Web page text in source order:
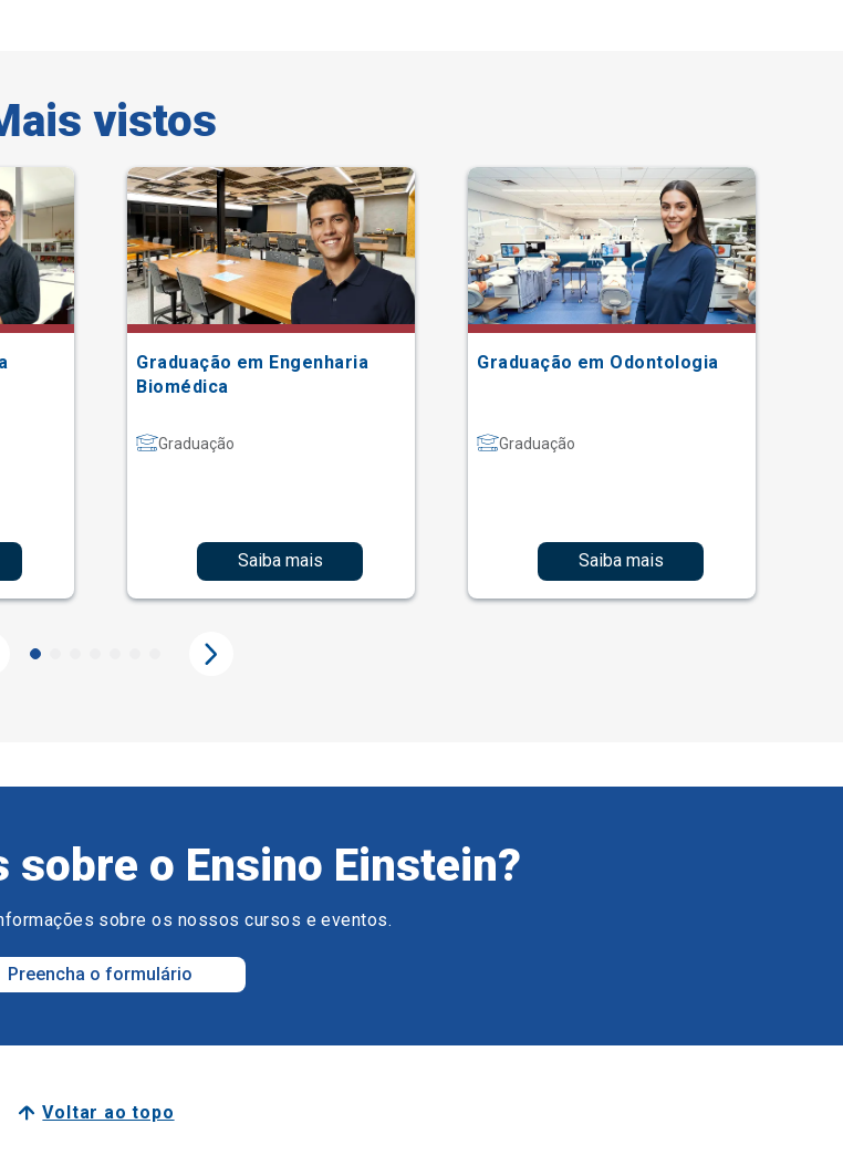
vistos
Graduação em Engenharia
Biomédica
Graduação
Saiba mais
Graduação em Odontologia
Graduação
Saiba mais
sobre o Ensino Einstein?
sobre os nossos cursos e eventos.
Preencha o formulário
Voltar ao topo